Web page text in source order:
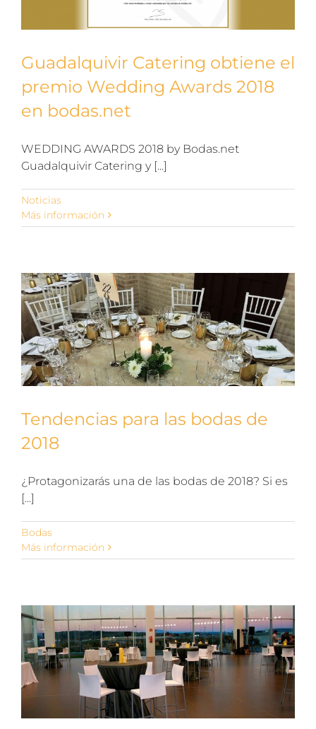
Guadalquivir Catering obtiene el
premio Wedding Awards 2018
en bodas.net
WEDDING AWARDS 2018 by Bodas.net
Guadalquivir Catering y [...]
Noticias
Más información
Tendencias para las bodas de
2018
¿Protagonizarás una de las bodas de 2018? Si es
[...]
Bodas
Más información